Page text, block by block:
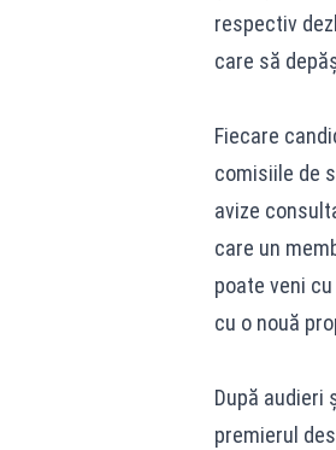
respectiv
care să
Fiecare
comisiile de
avize
care un
poate veni
cu o nouă
După audieri
premierul